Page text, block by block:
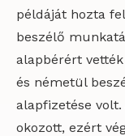
példáját hozta
beszélő
alapbérért
és németül
alapfizetése
okozott, ezért